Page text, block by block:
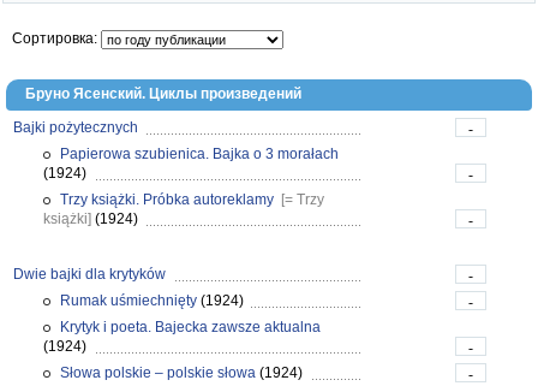
Сортировка:
Бруно Ясенский. Циклы произведений
Bajki pożytecznych
-
Papierowa szubienica. Bajka o 3 morałach
(1924)
-
Trzy książki. Próbka autoreklamy [= Trzy
książki] (1924) -
Dwie bajki dla krytyków
-
Rumak uśmiechnięty (1924)
-
Krytyk i poeta. Bajecka zawsze aktualna
(1924)
-
Słowa polskie – polskie słowa (1924) -